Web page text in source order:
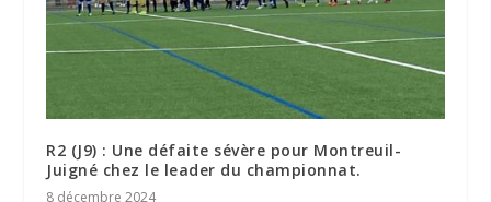
R2 (J9) : Une défaite sévère pour Montreuil-
Juigné chez le leader du championnat.
8 décembre 2024